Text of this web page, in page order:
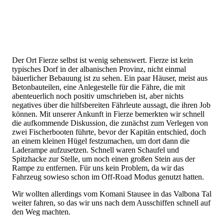
Der Ort Fierze selbst ist wenig sehenswert. Fierze ist kein
typisches Dorf in der albanischen Provinz, nicht einmal
bäuerlicher Bebauung ist zu sehen. Ein paar Häuser, meist aus
Betonbauteilen, eine Anlegestelle für die Fähre, die mit
abenteuerlich noch positiv umschrieben ist, aber nichts
negatives über die hilfsbereiten Fährleute aussagt, die ihren Job
können. Mit unserer Ankunft in Fierze bemerkten wir schnell
die aufkommende Diskussion, die zunächst zum Verlegen von
zwei Fischerbooten führte, bevor der Kapitän entschied, doch
an einem kleinen Hügel festzumachen, um dort dann die
Laderampe aufzusetzen. Schnell waren Schaufel und
Spitzhacke zur Stelle, um noch einen großen Stein aus der
Rampe zu entfernen. Für uns kein Problem, da wir das
Fahrzeug sowieso schon im Off-Road Modus genutzt hatten.
Wir wollten allerdings vom Komani Stausee in das Valbona Tal
weiter fahren, so das wir uns nach dem Ausschiffen schnell auf
den Weg machten.